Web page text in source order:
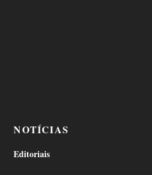
NOTÍCIAS
Editoriais